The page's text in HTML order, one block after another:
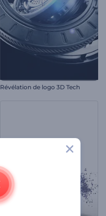
Révélation de logo 3D Tech